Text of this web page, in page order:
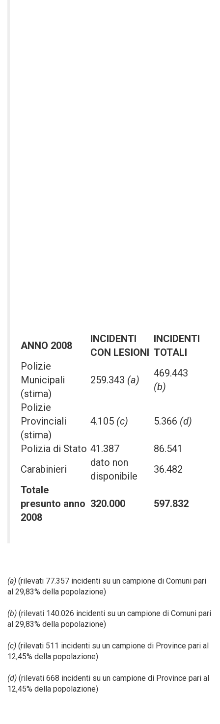
ANNO 2008
INCIDENTI
CON LESIONI
INCIDENTI
TOTALI
Polizie
Municipali
(stima)
259.343 (a)
469.443
(b)
Polizie
Provinciali
(stima)
4.105 (c) 5.366 (d)
Polizia di Stato 41.387
86.541
Carabinieri
dato non
disponibile
36.482
Totale
presunto anno
2008
320.000 597.832
(a) (rilevati 77.357 incidenti su un campione di Comuni pari
al 29,83% della popolazione)
(b) (rilevati 140.026 incidenti su un campione di Comuni pari
al 29,83% della popolazione)
(c) (rilevati 511 incidenti su un campione di Province pari al
12,45% della popolazione)
(d) (rilevati 668 incidenti su un campione di Province pari al
12,45% della popolazione)